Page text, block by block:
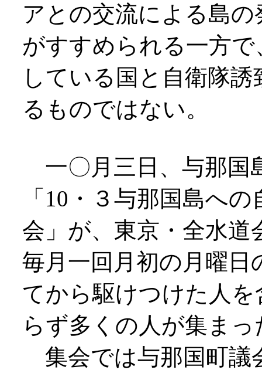
アとの交流による島
がすすめられる一方
している国と自衛隊
るものではない。
一〇月三日、与那国
「10・３与那国島へ
会」が、東京・全水
毎月一回月初の月曜日
てから駆けつけた人
らず多くの人が集まっ
集会では与那国町議